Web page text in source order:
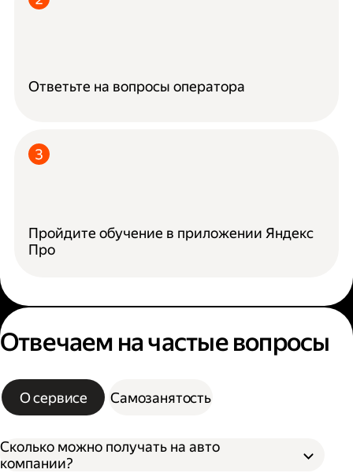
Ответьте на вопросы оператора
Пройдите обучение в приложении Яндекс
Про
Отвечаем на частые вопросы
О сервисе Самозанятость
Сколько можно получать на авто
компании?